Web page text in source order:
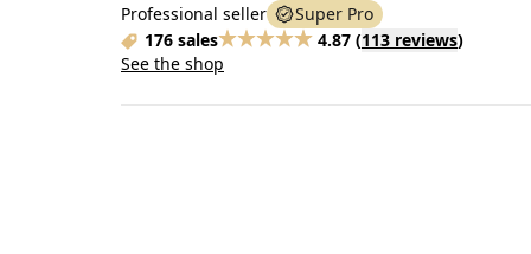
Professional seller
Super Pro
176 sales
4.87 (113 reviews)
See the shop